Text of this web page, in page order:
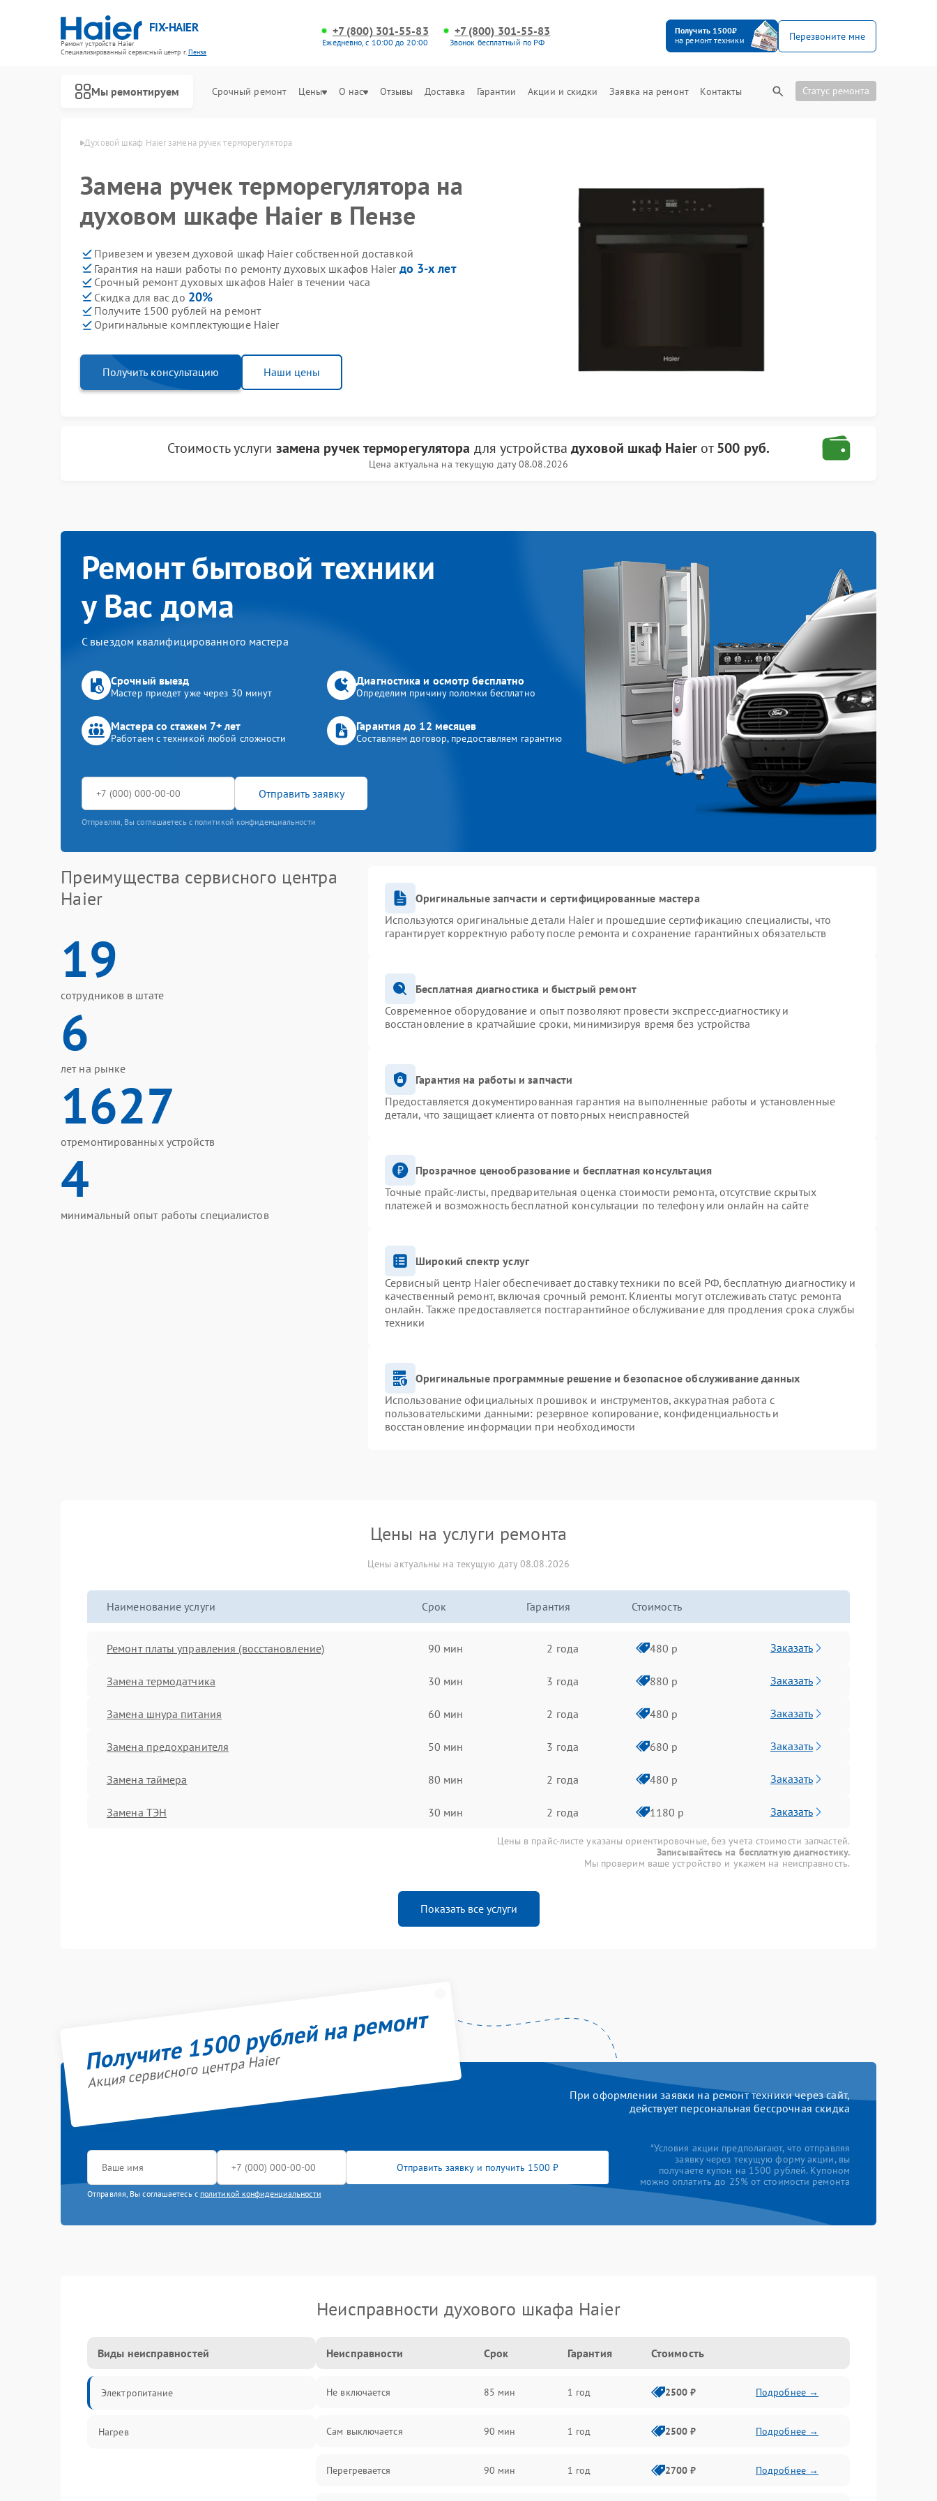
FIX-HAIER
Ремонт устройств Haier
Специализированный cервисный центр г.Пенза
+7 (800) 301-55-83
Ежедневно, с 10:00 до 20:00
+7 (800) 301-55-83
Звонок бесплатный по РФ
Получить 1500₽
на ремонт техники
Перезвоните мне
Мы ремонтируем Срочный ремонт Цены О нас Отзывы Доставка Гарантии Акции и скидки Заявка на ремонт Контакты Статус ремонта
Haier в Пензе Духовой шкаф Haier замена ручек терморегулятора
Замена ручек терморегулятора на
духовом шкафе Haier в Пензе
Привезем и увезем духовой шкаф Haier собственной доставкой
Гарантия на наши работы по ремонту духовых шкафов Haier до 3-х лет
Срочный ремонт духовых шкафов Haier в течении часа
Скидка для вас до 20%
Получите 1500 рублей на ремонт
Оригинальные комплектующие Haier
Получить консультацию Наши цены
Стоимость услуги замена ручек терморегулятора для устройствадуховой шкаф Haierот500 руб.
Цена актуальна на текущую дату 08.08.2026
Ремонт бытовой техники
у Вас дома
С выездом квалифицированного мастера
Срочный выезд
Мастер приедет уже через 30 минут
Диагностика и осмотр бесплатно
Определим причину поломки бесплатно
Мастера со стажем 7+ лет
Работаем с техникой любой сложности
Гарантия до 12 месяцев
Составляем договор, предоставляем гарантию
Отправить заявку
Отправляя, Вы соглашаетесь с политикой конфиденциальности
Преимущества сервисного центра
Haier
19
сотрудников в штате
6
лет на рынке
1627
отремонтированных устройств
4
минимальный опыт работы специалистов
Оригинальные запчасти и сертифицированные мастера
Используются оригинальные детали Haier и прошедшие сертификацию специалисты, что
гарантирует корректную работу после ремонта и сохранение гарантийных обязательств
Бесплатная диагностика и быстрый ремонт
Современное оборудование и опыт позволяют провести экспресс-диагностику и
восстановление в кратчайшие сроки, минимизируя время без устройства
Гарантия на работы и запчасти
Предоставляется документированная гарантия на выполненные работы и установленные
детали, что защищает клиента от повторных неисправностей
Прозрачное ценообразование и бесплатная консультация
Точные прайс-листы, предварительная оценка стоимости ремонта, отсутствие скрытых
платежей и возможность бесплатной консультации по телефону или онлайн на сайте
Широкий спектр услуг
Сервисный центр Haier обеспечивает доставку техники по всей РФ, бесплатную диагностику и
качественный ремонт, включая срочный ремонт. Клиенты могут отслеживать статус ремонта
онлайн. Также предоставляется постгарантийное обслуживание для продления срока службы
техники
Оригинальные программные решение и безопасное обслуживание данных
Использование официальных прошивок и инструментов, аккуратная работа с
пользовательскими данными: резервное копирование, конфиденциальность и
восстановление информации при необходимости
Цены на услуги ремонта
Цены актуальны на текущую дату 08.08.2026
Наименование услуги Срок Гарантия Стоимость
Ремонт платы управления (восстановление) 90 мин 2 года 480 р Заказать
Замена термодатчика 30 мин 3 года 880 р Заказать
Замена шнура питания 60 мин 2 года 480 р Заказать
Замена предохранителя 50 мин 3 года 680 р Заказать
Замена таймера 80 мин 2 года 480 р Заказать
Замена ТЭН 30 мин 2 года 1180 р Заказать
Цены в прайс-листе указаны ориентировочные, без учета стоимости запчастей.
Записывайтесь на бесплатную диагностику.
Мы проверим ваше устройство и укажем на неисправность.
Показать все услуги
Получите 1500 рублей на ремонт
Акция сервисного центра Haier
При оформлении заявки на ремонт техники через сайт,
действует персональная бессрочная скидка
Отправить заявку и получить 1500 ₽
Отправляя, Вы соглашаетесь с политикой конфиденциальности
*Условия акции предполагают, что отправляя
заявку через текущую форму акции, вы
получаете купон на 1500 рублей. Купоном
можно оплатить до 25% от стоимости ремонта
Неисправности духового шкафа Haier
Виды неисправностей
Электропитание
Нагрев
Неисправности Срок Гарантия Стоимость
Не включается 85 мин 1 год 2500 ₽ Подробнее →
Сам выключается 90 мин 1 год 2500 ₽ Подробнее →
Перегревается 90 мин 1 год 2700 ₽ Подробнее →